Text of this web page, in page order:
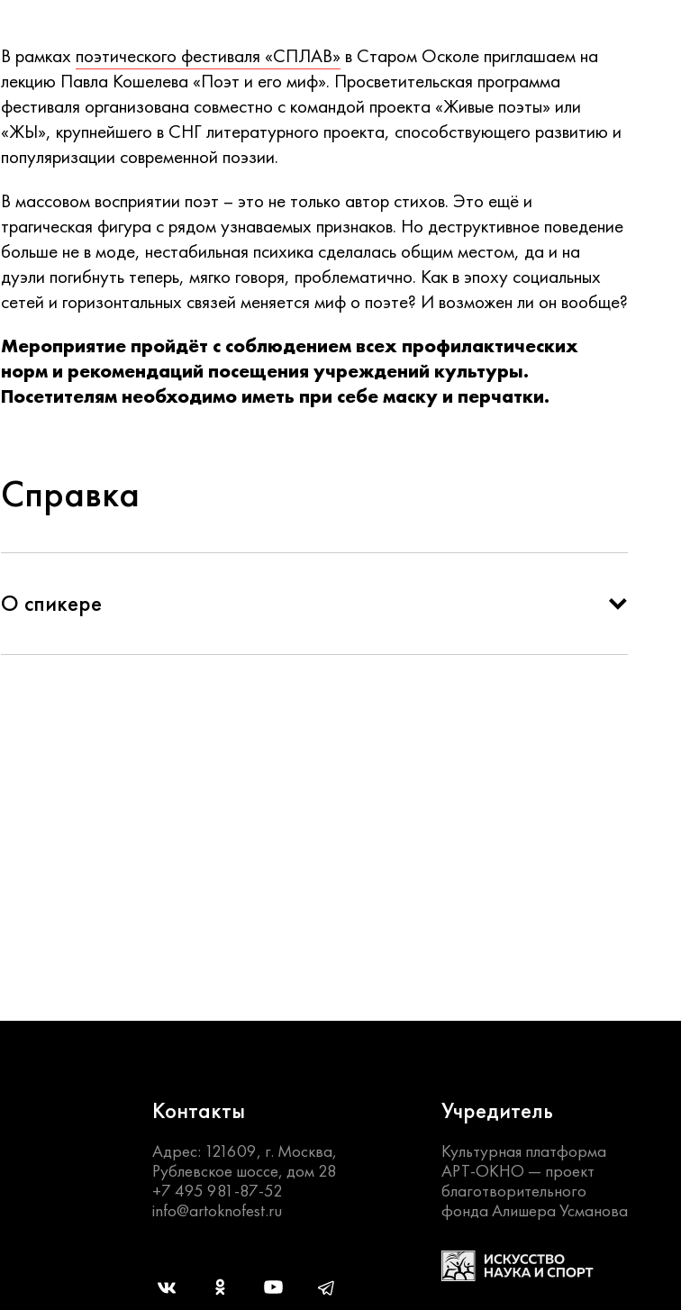
В рамках поэтического фестиваля «СПЛАВ» в Старом Осколе приглашаем на
лекцию Павла Кошелева «Поэт и его миф». Просветительская программа
фестиваля организована совместно с командой проекта «Живые поэты» или
«ЖЫ», крупнейшего в СНГ литературного проекта, способствующего развитию и
популяризации современной поэзии.
В массовом восприятии поэт – это не только автор стихов. Это ещё и
трагическая фигура с рядом узнаваемых признаков. Но деструктивное поведение
больше не в моде, нестабильная психика сделалась общим местом, да и на
дуэли погибнуть теперь, мягко говоря, проблематично. Как в эпоху социальных
сетей и горизонтальных связей меняется миф о поэте? И возможен ли он вообще?
Мероприятие пройдёт с соблюдением всех профилактических
норм и рекомендаций посещения учреждений культуры.
Посетителям необходимо иметь при себе маску и перчатки.
Справка
О спикере
Контакты
Адрес: 121609, г. Москва,
Рублевское шоссе, дом 28
+7 495 981-87-52
info@artoknofest.ru
Учредитель
Культурная платформа
АРТ-ОКНО — проект
благотворительного
фонда Алишера Усманова